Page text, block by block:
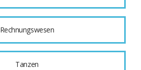
Rechnungswesen
Tanzen